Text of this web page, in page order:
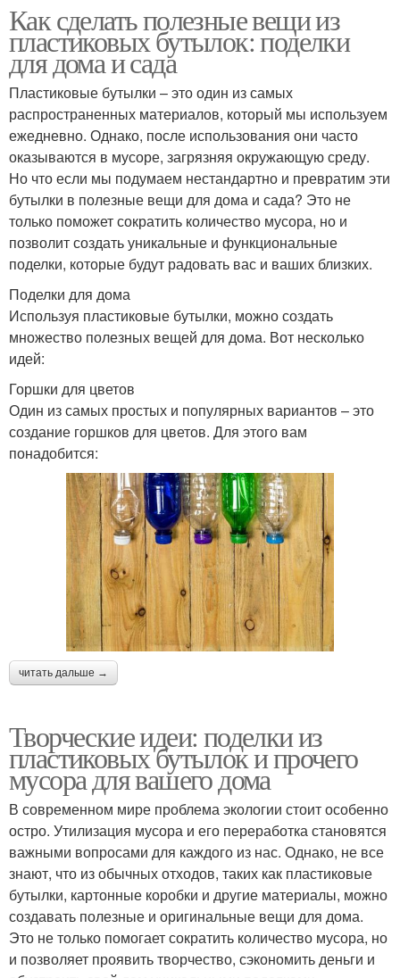
Как сделать полезные вещи из
пластиковых бутылок: поделки
для дома и сада
Пластиковые бутылки – это один из самых
распространенных материалов, который мы используем
ежедневно. Однако, после использования они часто
оказываются в мусоре, загрязняя окружающую среду.
Но что если мы подумаем нестандартно и превратим эти
бутылки в полезные вещи для дома и сада? Это не
только поможет сократить количество мусора, но и
позволит создать уникальные и функциональные
поделки, которые будут радовать вас и ваших близких.
Поделки для дома
Используя пластиковые бутылки, можно создать
множество полезных вещей для дома. Вот несколько
идей:
Горшки для цветов
Один из самых простых и популярных вариантов – это
создание горшков для цветов. Для этого вам
понадобится:
читать дальше →
Творческие идеи: поделки из
пластиковых бутылок и прочего
мусора для вашего дома
В современном мире проблема экологии стоит особенно
остро. Утилизация мусора и его переработка становятся
важными вопросами для каждого из нас. Однако, не все
знают, что из обычных отходов, таких как пластиковые
бутылки, картонные коробки и другие материалы, можно
создавать полезные и оригинальные вещи для дома.
Это не только помогает сократить количество мусора, но
и позволяет проявить творчество, сэкономить деньги и